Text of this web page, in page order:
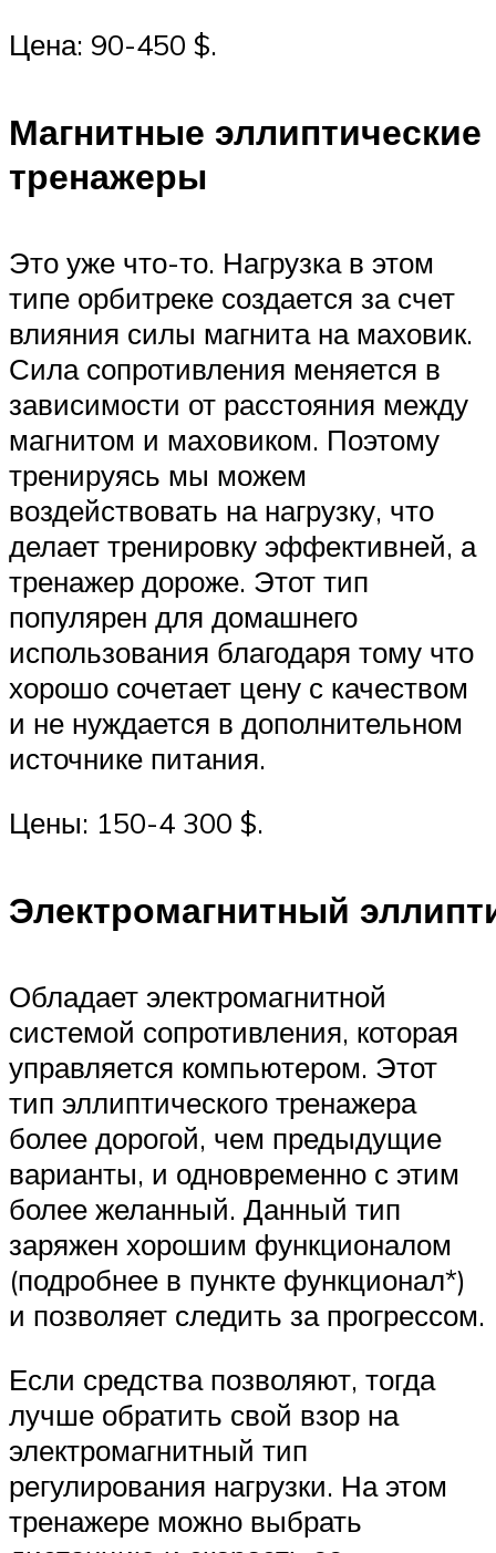
Цена: 90-450 $.
Магнитные эллиптические
тренажеры
Это уже что-то. Нагрузка в этом
типе орбитреке создается за счет
влияния силы магнита на маховик.
Сила сопротивления меняется в
зависимости от расстояния между
магнитом и маховиком. Поэтому
тренируясь мы можем
воздействовать на нагрузку, что
делает тренировку эффективней, а
тренажер дороже. Этот тип
популярен для домашнего
использования благодаря тому что
хорошо сочетает цену с качеством
и не нуждается в дополнительном
источнике питания.
Цены: 150-4 300 $.
Электромагнитный
Обладает электромагнитной
системой сопротивления, которая
управляется компьютером. Этот
тип эллиптического тренажера
более дорогой, чем предыдущие
варианты, и одновременно с этим
более желанный. Данный тип
заряжен хорошим функционалом
(подробнее в пункте функционал*)
и позволяет следить за прогрессом.
Если средства позволяют, тогда
лучше обратить свой взор на
электромагнитный тип
регулирования нагрузки. На этом
тренажере можно выбрать